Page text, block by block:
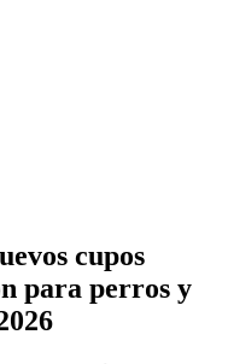
cupos
para perros y